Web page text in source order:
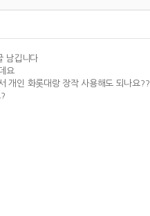
남깁니다
요
개인 화롯대랑 장작 사용해도 되나요??